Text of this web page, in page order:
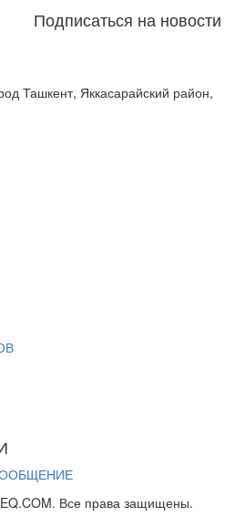
Подписаться на новости
Ташкент, Яккасарайский район,
Все права защищены.